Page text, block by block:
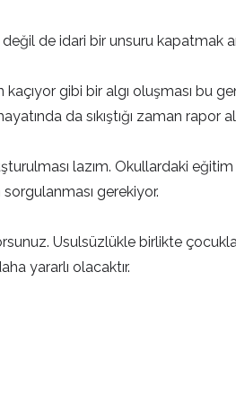
de idari bir unsuru kapatmak
kaçıyor gibi bir algı oluşması
da sıkıştığı zaman rapor
lazım. Okullardaki
gerekiyor.
Usulsüzlükle birlikte
yararlı olacaktır.